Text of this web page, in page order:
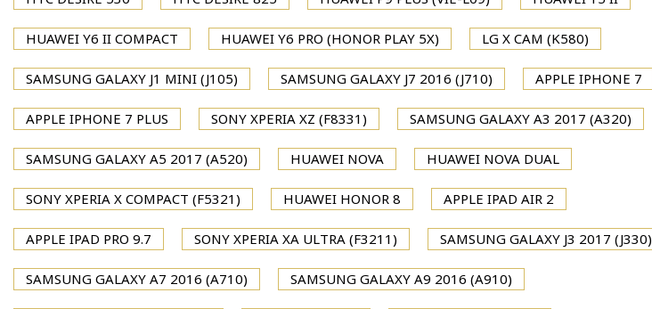
HUAWEI Y6 II COMPACT HUAWEI Y6 PRO (HONOR PLAY 5X) LG X CAM (K580)
SAMSUNG GALAXY J1 MINI (J105) SAMSUNG GALAXY J7 2016 (J710) APPLE IPHONE 7
APPLE IPHONE 7 PLUS SONY XPERIA XZ (F8331) SAMSUNG GALAXY A3 2017 (A320)
SAMSUNG GALAXY A5 2017 (A520) HUAWEI NOVA HUAWEI NOVA DUAL
SONY XPERIA X COMPACT (F5321) HUAWEI HONOR 8 APPLE IPAD AIR 2
APPLE IPAD PRO 9.7 SONY XPERIA XA ULTRA (F3211) SAMSUNG GALAXY J3 2017 (J330)
SAMSUNG GALAXY A7 2016 (A710) SAMSUNG GALAXY A9 2016 (A910)